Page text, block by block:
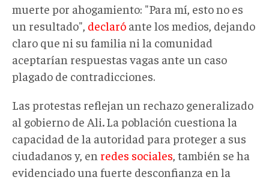
muerte por ahogamiento: "Para mí, esto no es
un resultado", declaró ante los medios, dejando
claro que ni su familia ni la comunidad
aceptarían respuestas vagas ante un caso
plagado de contradicciones.
Las protestas reflejan un rechazo generalizado
al gobierno de Ali.La población cuestiona la
capacidad de la autoridad para proteger a sus
ciudadanos y, en redes sociales , también se ha
evidenciado una fuerte desconfianza en la